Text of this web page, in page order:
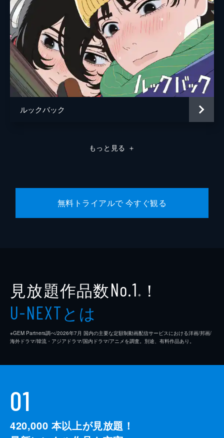
薮下維也
熊谷宜和
ルックバック
もっと見る ＋
無料トライアルで 今すぐ観る
見放題作品数No.1 ※ ！
U-NEXTとは
※GEM Partners調べ/2026年7⽉ 国内の主要な定額制動画配信サービスにおける洋画/邦画/
海外ドラマ/韓流・アジアドラマ/国内ドラマ/アニメを調査。別途、有料作品あり。
01
420,000 本以上が見放題！